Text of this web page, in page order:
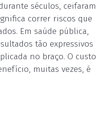
séculos, ceifaram
correr riscos que
Em saúde pública,
tão expressivos
no braço. O custo
muitas vezes, é